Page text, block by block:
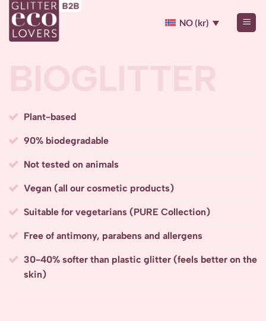
Skip
content
NO (kr)
Plant-based
90% biodegradable
Not tested on animals
Vegan (all our cosmetic products)
Suitable for vegetarians (PURE Collection)
Free of antimony, parabens and allergens
30-40% softer than plastic glitter (feels better on the
skin)